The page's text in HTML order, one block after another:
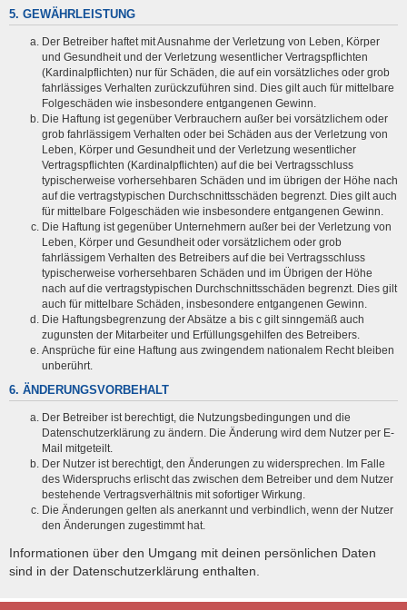
5. GEWÄHRLEISTUNG
Der Betreiber haftet mit Ausnahme der Verletzung von Leben, Körper
und Gesundheit und der Verletzung wesentlicher Vertragspflichten
(Kardinalpflichten) nur für Schäden, die auf ein vorsätzliches oder grob
fahrlässiges Verhalten zurückzuführen sind. Dies gilt auch für mittelbare
Folgeschäden wie insbesondere entgangenen Gewinn.
Die Haftung ist gegenüber Verbrauchern außer bei vorsätzlichem oder
grob fahrlässigem Verhalten oder bei Schäden aus der Verletzung von
Leben, Körper und Gesundheit und der Verletzung wesentlicher
Vertragspflichten (Kardinalpflichten) auf die bei Vertragsschluss
typischerweise vorhersehbaren Schäden und im übrigen der Höhe nach
auf die vertragstypischen Durchschnittsschäden begrenzt. Dies gilt auch
für mittelbare Folgeschäden wie insbesondere entgangenen Gewinn.
Die Haftung ist gegenüber Unternehmern außer bei der Verletzung von
Leben, Körper und Gesundheit oder vorsätzlichem oder grob
fahrlässigem Verhalten des Betreibers auf die bei Vertragsschluss
typischerweise vorhersehbaren Schäden und im Übrigen der Höhe
nach auf die vertragstypischen Durchschnittsschäden begrenzt. Dies gilt
auch für mittelbare Schäden, insbesondere entgangenen Gewinn.
Die Haftungsbegrenzung der Absätze a bis c gilt sinngemäß auch
zugunsten der Mitarbeiter und Erfüllungsgehilfen des Betreibers.
Ansprüche für eine Haftung aus zwingendem nationalem Recht bleiben
unberührt.
6. ÄNDERUNGSVORBEHALT
Der Betreiber ist berechtigt, die Nutzungsbedingungen und die
Datenschutzerklärung zu ändern. Die Änderung wird dem Nutzer per E-
Mail mitgeteilt.
Der Nutzer ist berechtigt, den Änderungen zu widersprechen. Im Falle
des Widerspruchs erlischt das zwischen dem Betreiber und dem Nutzer
bestehende Vertragsverhältnis mit sofortiger Wirkung.
Die Änderungen gelten als anerkannt und verbindlich, wenn der Nutzer
den Änderungen zugestimmt hat.
Informationen über den Umgang mit deinen persönlichen Daten
sind in der Datenschutzerklärung enthalten.